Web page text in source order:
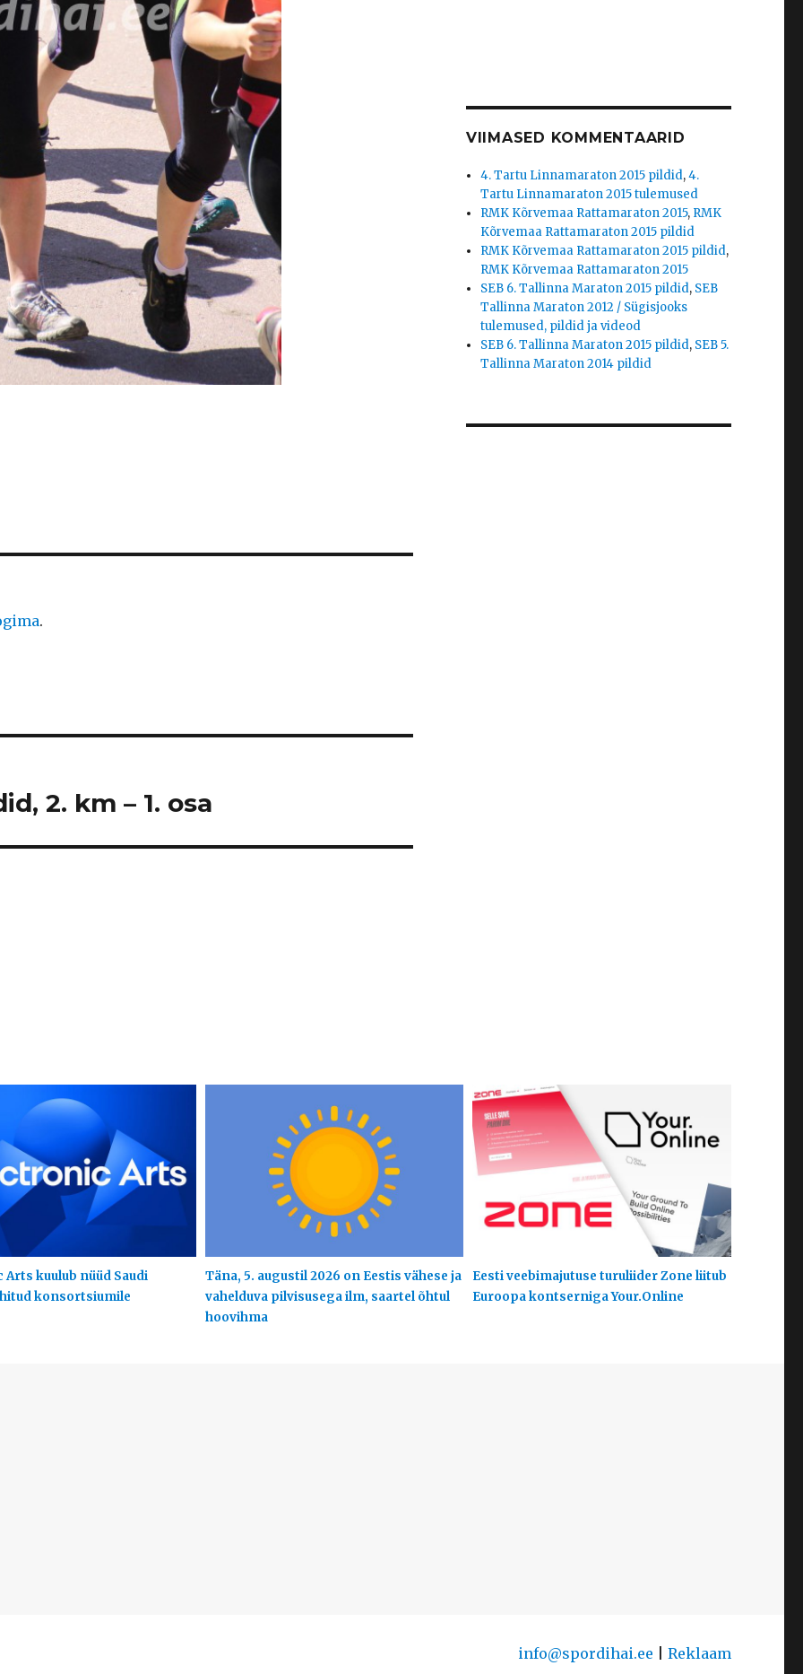
.
2. km – 1. osa
VIIMASED KOMMENTAARID
4. Tartu Linnamaraton 2015 pildid,4.
Tartu Linnamaraton 2015 tulemused
RMK Kõrvemaa Rattamaraton 2015, RMK
Kõrvemaa Rattamaraton 2015 pildid
RMK Kõrvemaa Rattamaraton 2015 pildid,
RMK Kõrvemaa Rattamaraton 2015
SEB 6. Tallinna Maraton 2015 pildid, SEB
Tallinna Maraton 2012 / Sügisjooks
tulemused, pildid ja videod
SEB 6. Tallinna Maraton 2015 pildid, SEB 5.
Tallinna Maraton 2014 pildid
Arts kuulub nüüd Saudi
konsortsiumile
Täna, 5. augustil 2026 on Eestis vähese ja
vahelduva pilvisusega ilm, saartel õhtul
hoovihma
Eesti veebimajutuse turuliider Zone liitub
Euroopa kontserniga Your.Online
info@spordihai.ee Reklaam